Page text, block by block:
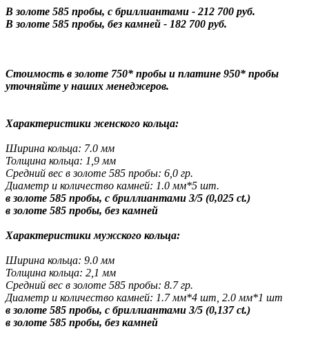
В золоте 585 пробы, с бриллиантами - 212 700 руб.
В золоте 585 пробы, без камней - 182 700 руб.
Стоимость в золоте 750* пробы и платине 950* пробы
уточняйте у наших менеджеров.
Характеристики женского кольца:
Ширина кольца: 7.0 мм
Толщина кольца: 1,9 мм
Средний вес в золоте 585 пробы: 6,0 гр.
Диаметр и количество камней: 1.0 мм*5 шт.
в золоте 585 пробы, с бриллиантами 3/5 (0,025 ct.)
в золоте 585 пробы, без камней
Характеристики мужского кольца:
Ширина кольца: 9.0 мм
Толщина кольца: 2,1 мм
Средний вес в золоте 585 пробы: 8.7 гр.
Диаметр и количество камней: 1.7 мм*4 шт, 2.0 мм*1 шт
в золоте 585 пробы, с бриллиантами 3/5 (0,137 ct.)
в золоте 585 пробы, без камней